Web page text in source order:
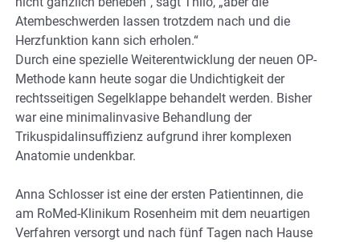
Atembeschwerden lassen trotzdem nach und die
Herzfunktion kann sich erholen.“
Durch eine spezielle Weiterentwicklung der neuen OP-
Methode kann heute sogar die Undichtigkeit der
rechtsseitigen Segelklappe behandelt werden. Bisher
war eine minimalinvasive Behandlung der
Trikuspidalinsuffizienz aufgrund ihrer komplexen
Anatomie undenkbar.
Anna Schlosser ist eine der ersten Patientinnen, die
am RoMed-Klinikum Rosenheim mit dem neuartigen
Verfahren versorgt und nach fünf Tagen nach Hause